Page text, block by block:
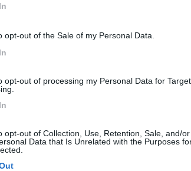
opt-out of the Sale of my Personal Data.
opt-out of processing my Personal Data for
opt-out of Collection, Use, Retention, Sale, and/
Data that Is Unrelated with the Purposes
serbatoi sponsorjzati con l acronimo di tale
buongustaio.“ — Georges Courteline
da venditori locali (Costantin) di prodotti
norme EN ed è difficoltoso trovare
non avere indicazioni da FIAT; il servizio